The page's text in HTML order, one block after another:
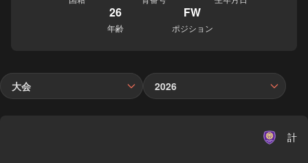
26
年齢
FW
ポジション
大会 2026
計